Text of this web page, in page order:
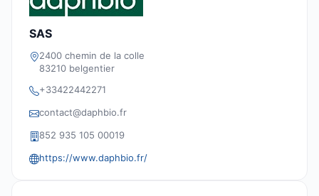
SAS
2400 chemin de la colle
83210 belgentier
+33422442271
contact@daphbio.fr
852 935 105 00019
https://www.daphbio.fr/